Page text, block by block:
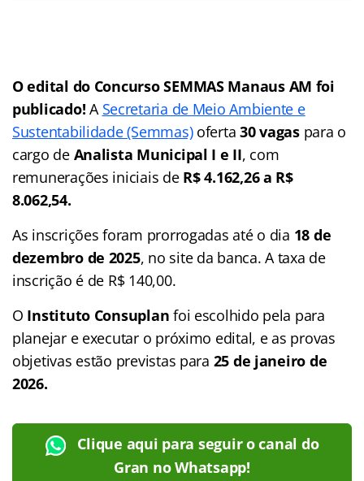
O edital do Concurso SEMMAS Manaus AM foi
publicado!A Secretaria de Meio Ambiente e
Sustentabilidade (Semmas)oferta30 vagaspara o
cargo de Analista Municipal I e II, com
remunerações iniciais de R$ 4.162,26 a R$
8.062,54.
As inscrições foram prorrogadas até o dia 18 de
dezembro de 2025, no site da banca. A taxa de
inscrição é de R$ 140,00.
O Instituto Consuplan foi escolhido pela para
planejar e executar o próximo edital, e as provas
objetivas estão previstas para 25 de janeiro de
2026.
Clique aqui para seguir o canal do
Gran no Whatsapp!